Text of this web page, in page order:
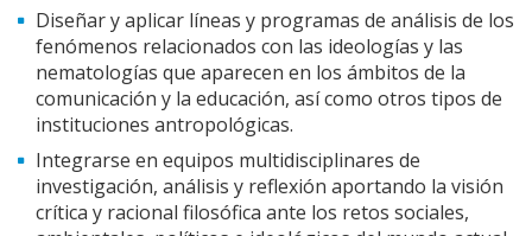
Diseñar y aplicar líneas y programas de análisis de los
fenómenos relacionados con las ideologías y las
nematologías que aparecen en los ámbitos de la
comunicación y la educación, así como otros tipos de
instituciones antropológicas.
Integrarse en equipos multidisciplinares de
investigación, análisis y reflexión aportando la visión
crítica y racional filosófica ante los retos sociales,